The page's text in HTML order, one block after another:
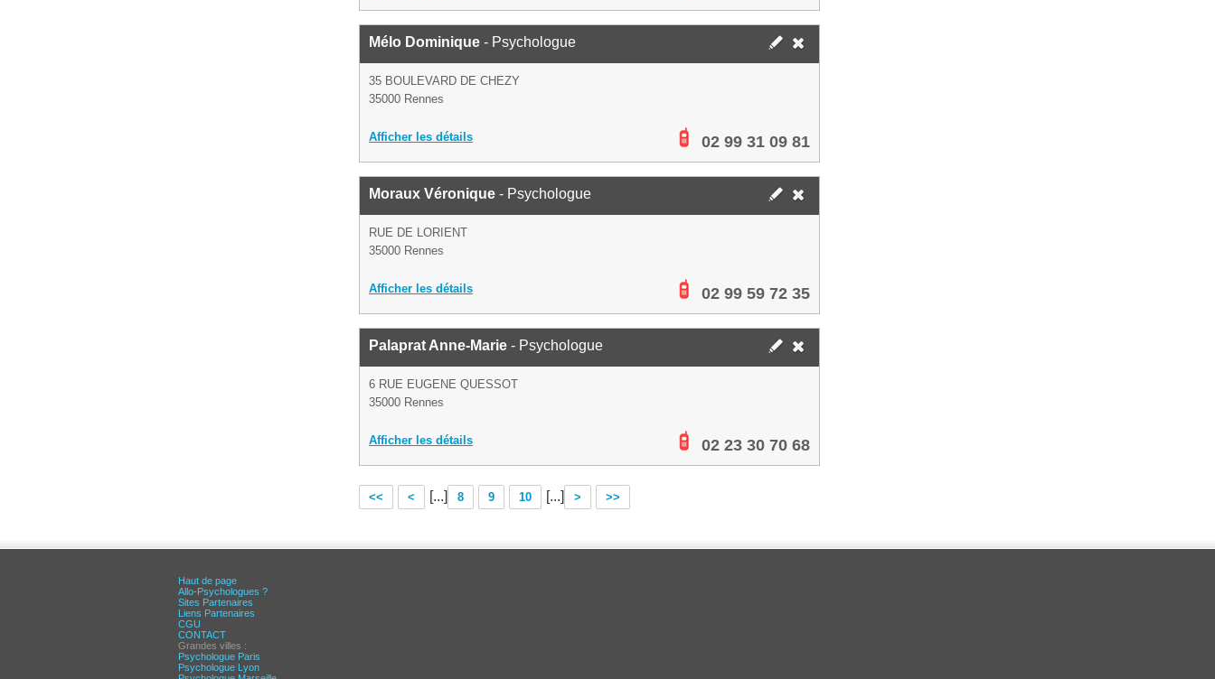
Mélo Dominique - Psychologue
35 BOULEVARD DE CHEZY
35000 Rennes
Afficher les détails 02 99 31 09 81
Moraux Véronique - Psychologue
RUE DE LORIENT
35000 Rennes
Afficher les détails 02 99 59 72 35
Palaprat Anne-Marie - Psychologue
6 RUE EUGENE QUESSOT
35000 Rennes
Afficher les détails 02 23 30 70 68
<< < [...] 8 9 10 [...] > >>
Haut de page
Allo-Psychologues ?
Sites Partenaires
Liens Partenaires
CGU
CONTACT
Grandes villes :
Psychologue Paris
Psychologue Lyon